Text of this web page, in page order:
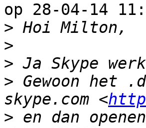
op 28-04-14
>
>
>
> Gewoon het
skype.com <
> en dan